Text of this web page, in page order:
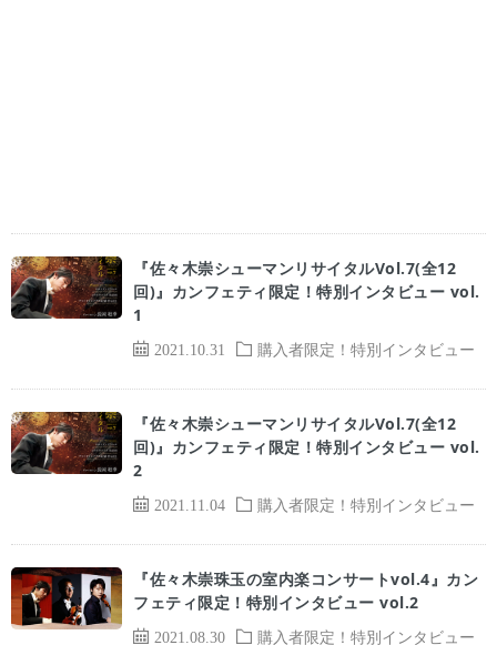
2021.10.31 購入者限定！特別インタビュー
『佐々木崇シューマンリサイタルVol.7(全12
回)』カンフェティ限定！特別インタビュー vol.
1
2021.11.04 購入者限定！特別インタビュー
『佐々木崇シューマンリサイタルVol.7(全12
回)』カンフェティ限定！特別インタビュー vol.
2
2021.08.30 購入者限定！特別インタビュー
『佐々木崇珠玉の室内楽コンサートvol.4』カン
フェティ限定！特別インタビュー vol.2